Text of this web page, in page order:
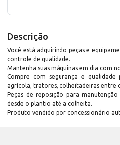
Descrição
Você está adquirindo peças e
controle de qualidade.
Mantenha suas máquinas em dia com
Compre com segurança e qualidade
agrícola, tratores, colheitadeiras entre
Peças de reposição para
desde o plantio até a colheita.
Produto vendido por concessionário